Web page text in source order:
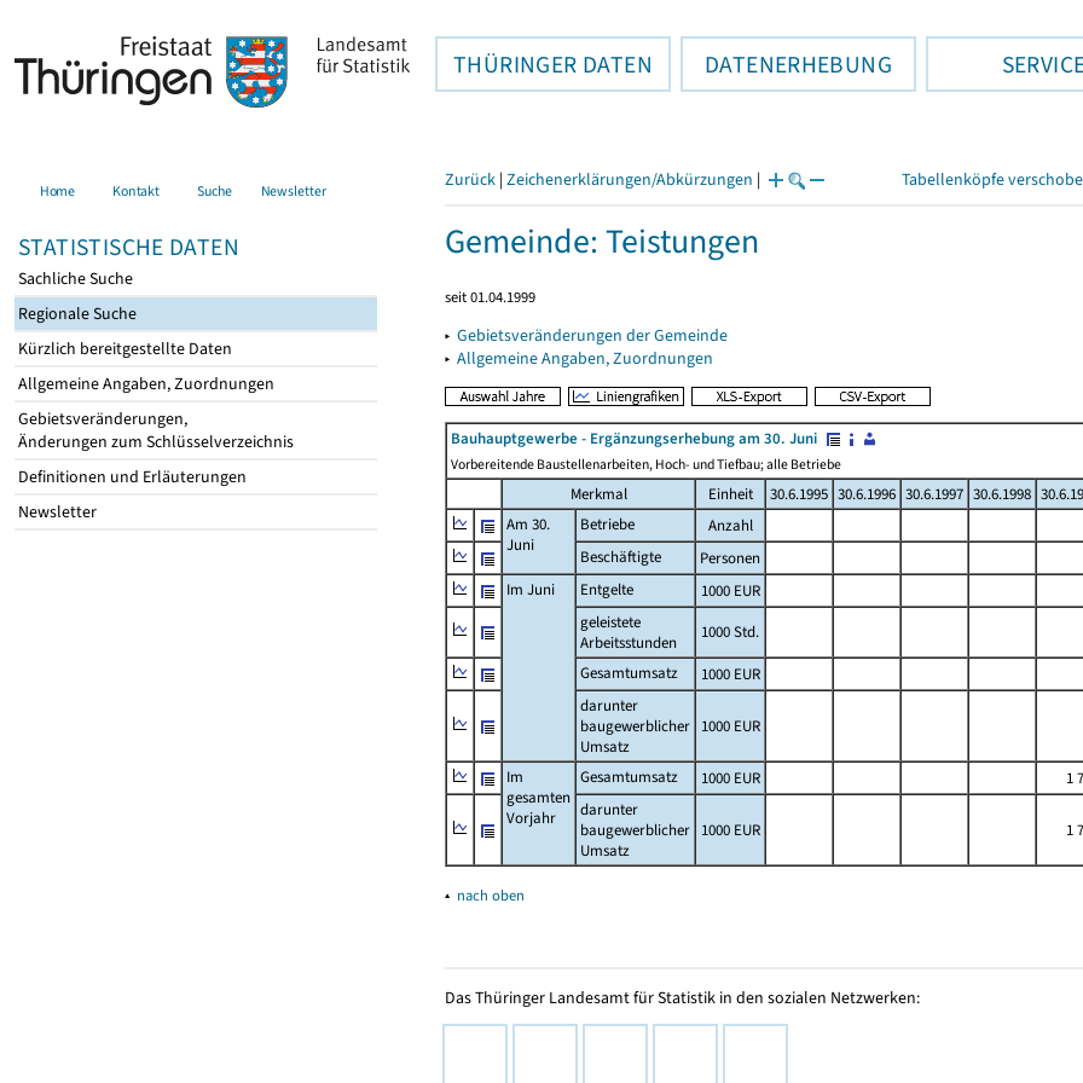
THÜRINGER DATEN DATENERHEBUNG
Home Kontakt Suche Newsletter
STATISTISCHE DATEN
Sachliche Suche
Regionale Suche
Kürzlich bereitgestellte Daten
Allgemeine Angaben, Zuordnungen
Gebietsveränderungen,
Änderungen zum Schlüsselverzeichnis
Definitionen und Erläuterungen
Newsletter
Zurück | Zeichenerklärungen/Abkürzungen | Tabellenköpfe
Gemeinde: Teistungen
seit 01.04.1999
▸ Gebietsveränderungen der Gemeinde
▸ Allgemeine Angaben, Zuordnungen
Bauhauptgewerbe - Ergänzungserhebung am 30. Juni
Vorbereitende Baustellenarbeiten, Hoch- und Tiefbau; alle Betriebe
Merkmal Einheit 30.6.1995 30.6.1996 30.6.1997 30.6.1998
Am 30.
Juni
Betriebe Anzahl
Beschäftigte
Personen
Im Juni
Entgelte 1000 EUR
geleistete
Arbeitsstunden
1000 Std.
Gesamtumsatz
1000 EUR
darunter
baugewerblicher
Umsatz
1000 EUR
Im
gesamten
Vorjahr
Gesamtumsatz 1000 EUR 1
darunter
baugewerblicher
Umsatz
1000 EUR 1
▴ nach oben
Das Thüringer Landesamt für Statistik in den sozialen Netzwerken: